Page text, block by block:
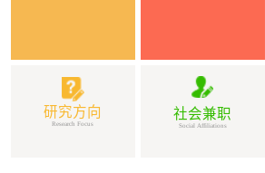
研究方向
Research Focus
社会兼职
Social Affiliations